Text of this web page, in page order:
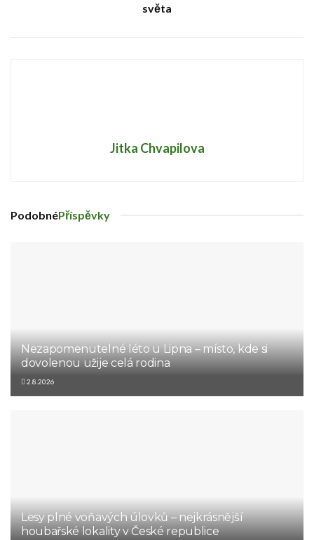
světa
Jitka Chvapilova
PodobnéPříspěvky
Nezapomenutelné léto u Lipna – místo, kde si
dovolenou užije celá rodina
2.8.2026
Lesy plné voňavých úlovků – nejkrásnější
houbařské lokality v České republice